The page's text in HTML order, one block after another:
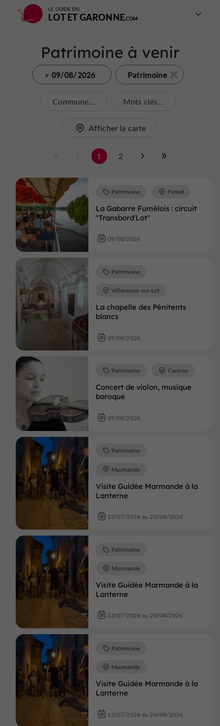
LE GUIDE DU
LOT ET GARONNE
Patrimoine à venir
> 09/08/2026 Patrimoine
Commune... Mots clés...
Afficher la carte
1 2
La Gabarre Fumélois : circuit
"Transbord'Lot"
Patrimoine Fumel
09/08/2026
La chapelle des Pénitents
blancs
Patrimoine
Villeneuve-sur-Lot
09/08/2026
Concert de violon, musique
baroque
Patrimoine Cancon
09/08/2026
Visite Guidée Marmande à la
Lanterne
Patrimoine
Marmande
13/07/2026 au 20/08/2026
Visite Guidée Marmande à la
Lanterne
Patrimoine
Marmande
13/07/2026 au 20/08/2026
Visite Guidée Marmande à la
Lanterne
Patrimoine
Marmande
13/07/2026 au 20/08/2026